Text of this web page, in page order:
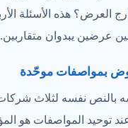
العرض؟ هذه الأسئلة
عرضين يبدوان متقاربين.
بالنص نفسه لثلاث
توحيد المواصفات هو